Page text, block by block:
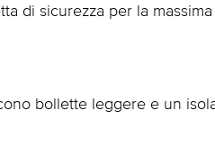
di sicurezza per la
bollette leggere e un